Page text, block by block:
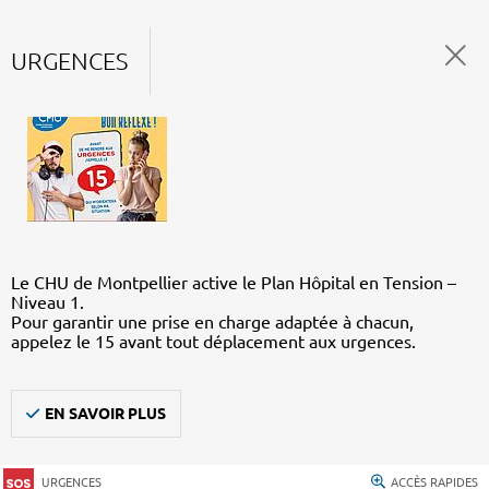
URGENCES
Le CHU de Montpellier active le Plan Hôpital en Tension –
Niveau 1.
Pour garantir une prise en charge adaptée à chacun,
appelez le 15 avant tout déplacement aux urgences.
EN SAVOIR PLUS
URGENCES ACCÈS RAPIDES